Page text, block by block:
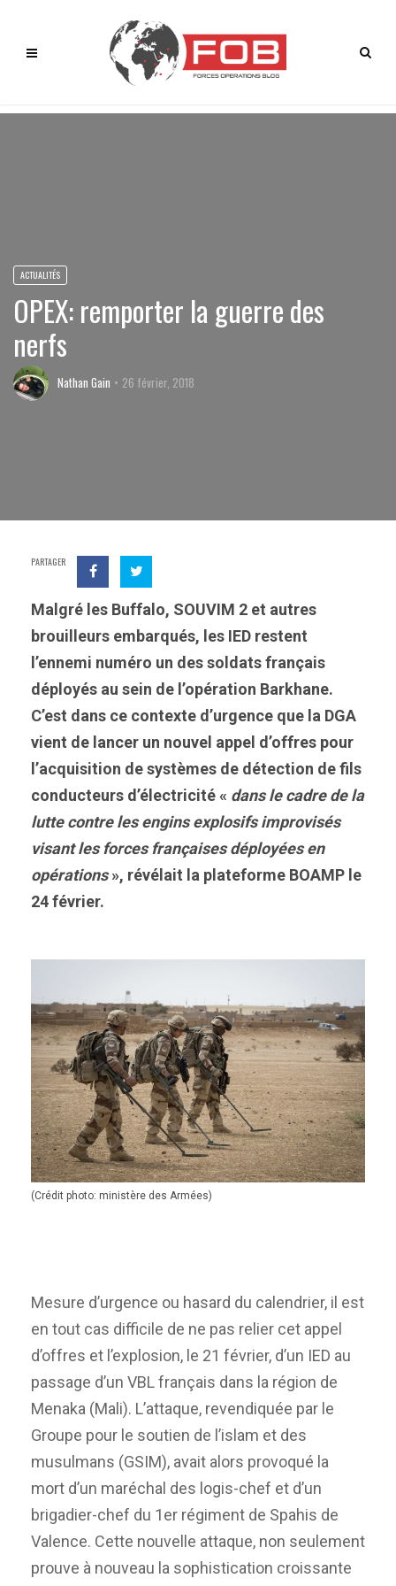
ACTUALITÉS
OPEX: remporter la guerre des
nerfs
Nathan Gain 26 février, 2018
PARTAGER
Malgré les Buffalo, SOUVIM 2 et autres
brouilleurs embarqués, les IED restent
l’ennemi numéro un des soldats français
déployés au sein de l’opération Barkhane.
C’est dans ce contexte d’urgence que la DGA
vient de lancer un nouvel appel d’offres pour
l’acquisition de systèmes de détection de fils
conducteurs d’électricité « dans le cadre de la
lutte contre les engins explosifs improvisés
visant les forces françaises déployées en
opérations», révélait la plateforme BOAMP le
24 février.
(Crédit photo: ministère des Armées)
Mesure d’urgence ou hasard du calendrier, il est
en tout cas difficile de ne pas relier cet appel
d’offres et l’explosion, le 21 février, d’un IED au
passage d’un VBL français dans la région de
Menaka (Mali). L’attaque, revendiquée par le
Groupe pour le soutien de l’islam et des
musulmans (GSIM), avait alors provoqué la
mort d’un maréchal des logis-chef et d’un
brigadier-chef du 1er régiment de Spahis de
Valence. Cette nouvelle attaque, non seulement
prouve à nouveau la sophistication croissante